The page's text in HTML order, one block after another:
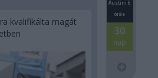
Austini 6
órás
30
nap
kvalifikálta magát